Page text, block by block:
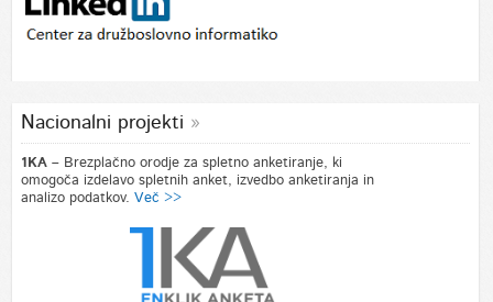
Nacionalni projekti
1KA –Brezplačno orodje za spletno anketiranje, ki
omogoča izdelavo spletnih anket, izvedbo anketiranja in
analizo podatkov. Več >>